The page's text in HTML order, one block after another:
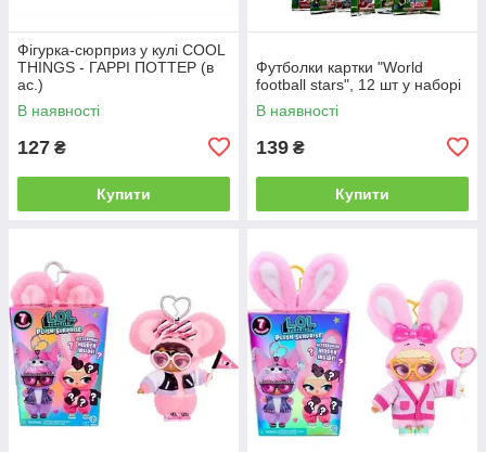
Фігурка-сюрприз у кулі COOL
THINGS - ГАРРІ ПОТТЕР (в
ас.)
В наявності
127 ₴
Купити
Футболки картки "World
football stars", 12 шт у наборі
В наявності
139 ₴
Купити